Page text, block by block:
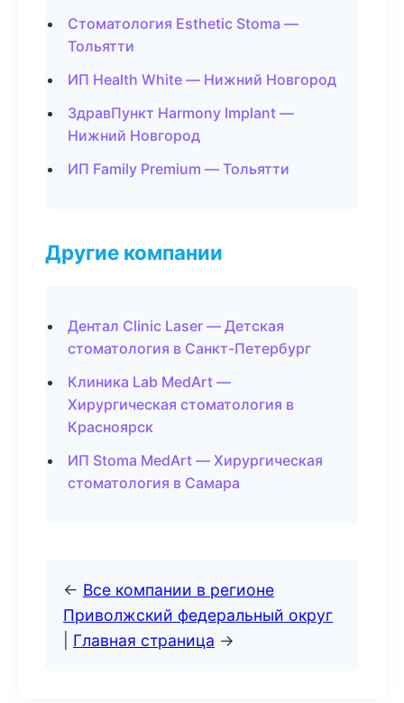
Стоматология Esthetic Stoma —
Тольятти
ИП Health White — Нижний Новгород
ЗдравПункт Harmony Implant —
Нижний Новгород
ИП Family Premium — Тольятти
Другие компании
Дентал Clinic Laser — Детская
стоматология в Санкт-Петербург
Клиника Lab MedArt —
Хирургическая стоматология в
Красноярск
ИП Stoma MedArt — Хирургическая
стоматология в Самара
← Все компании в регионе
Приволжский федеральный округ
Главная страница →